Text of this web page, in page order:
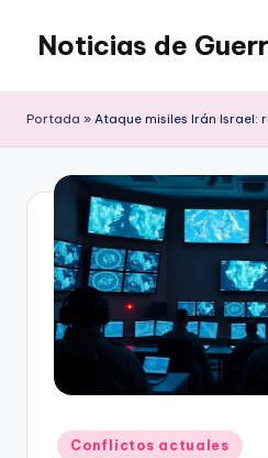
Saltar
contenido
Noticias de
Portada » Ataque misiles Irán
Publicado
Conflictos actuales